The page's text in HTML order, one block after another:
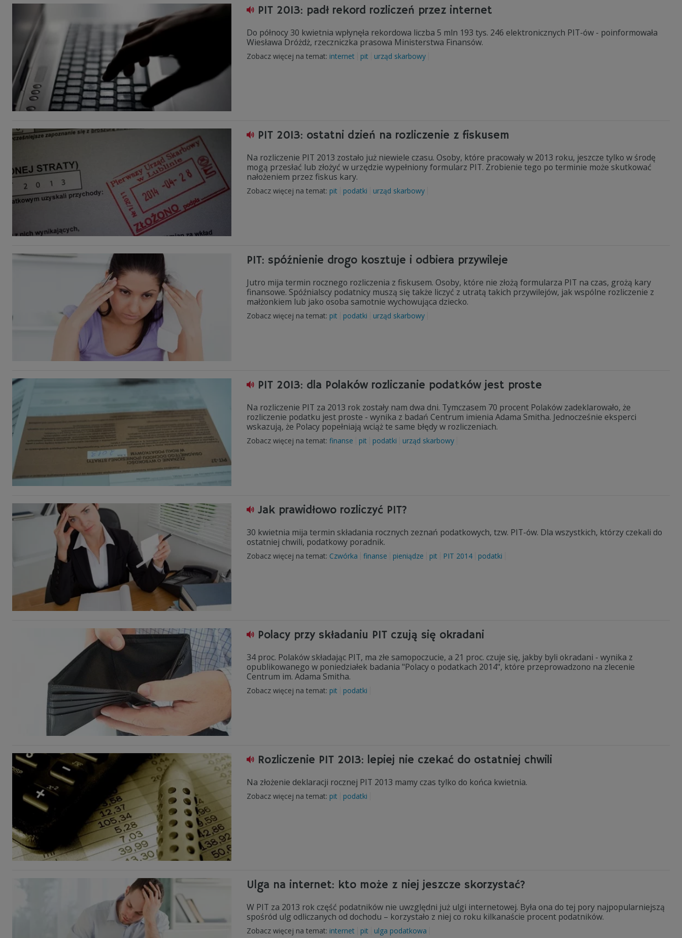
PIT 2013: padł rekord rozliczeń przez internet
Do północy 30 kwietnia wpłynęła rekordowa liczba 5 mln 193 tys. 246 elektronicznych PIT-ów - poinformowała
Wiesława Dróżdż, rzeczniczka prasowa Ministerstwa Finansów.
Zobacz więcej na temat: internet pit urząd skarbowy
PIT 2013: ostatni dzień na rozliczenie z fiskusem
Na rozliczenie PIT 2013 zostało już niewiele czasu. Osoby, które pracowały w 2013 roku, jeszcze tylko w środę
mogą przesłać lub złożyć w urzędzie wypełniony formularz PIT. Zrobienie tego po terminie może skutkować
nałożeniem przez fiskus kary.
Zobacz więcej na temat: pit podatki urząd skarbowy
PIT: spóźnienie drogo kosztuje i odbiera przywileje
Jutro mija termin rocznego rozliczenia z fiskusem. Osoby, które nie złożą formularza PIT na czas, grożą kary
finansowe. Spóźnialscy podatnicy muszą się także liczyć z utratą takich przywilejów, jak wspólne rozliczenie z
małżonkiem lub jako osoba samotnie wychowująca dziecko.
Zobacz więcej na temat: pit podatki urząd skarbowy
PIT 2013: dla Polaków rozliczanie podatków jest proste
Na rozliczenie PIT za 2013 rok zostały nam dwa dni. Tymczasem 70 procent Polaków zadeklarowało, że
rozliczenie podatku jest proste - wynika z badań Centrum imienia Adama Smitha. Jednocześnie eksperci
wskazują, że Polacy popełniają wciąż te same błędy w rozliczeniach.
Zobacz więcej na temat: finanse pit podatki urząd skarbowy
Jak prawidłowo rozliczyć PIT?
30 kwietnia mija termin składania rocznych zeznań podatkowych, tzw. PIT-ów. Dla wszystkich, którzy czekali do
ostatniej chwili, podatkowy poradnik.
Zobacz więcej na temat: Czwórka finanse pieniądze pit PIT 2014 podatki
Polacy przy składaniu PIT czują się okradani
34 proc. Polaków składając PIT, ma złe samopoczucie, a 21 proc. czuje się, jakby byli okradani - wynika z
opublikowanego w poniedziałek badania "Polacy o podatkach 2014", które przeprowadzono na zlecenie
Centrum im. Adama Smitha.
Zobacz więcej na temat: pit podatki
Rozliczenie PIT 2013: lepiej nie czekać do ostatniej chwili
Na złożenie deklaracji rocznej PIT 2013 mamy czas tylko do końca kwietnia.
Zobacz więcej na temat: pit podatki
Ulga na internet: kto może z niej jeszcze skorzystać?
W PIT za 2013 rok część podatników nie uwzględni już ulgi internetowej. Była ona do tej pory najpopularniejszą
spośród ulg odliczanych od dochodu – korzystało z niej co roku kilkanaście procent podatników.
Zobacz więcej na temat: internet pit ulga podatkowa